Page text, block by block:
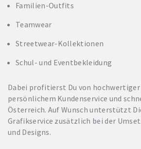
Familien-Outfits
Teamwear
Streetwear-Kollektionen
Schul- und Eventbekleidung
Dabei profitierst Du von
persönlichem Kundenservice und
Österreich. Auf Wunsch unterstützt
Grafikservice zusätzlich bei der
und Designs.